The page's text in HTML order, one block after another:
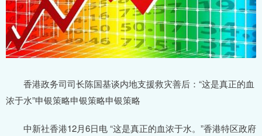
香港政务司司长陈国基谈内地支援救灾善后：“这是真正的血
浓于水”申银策略申银策略申银策略
中新社香港12月6日电 “这是真正的血浓于水。”香港特区政府